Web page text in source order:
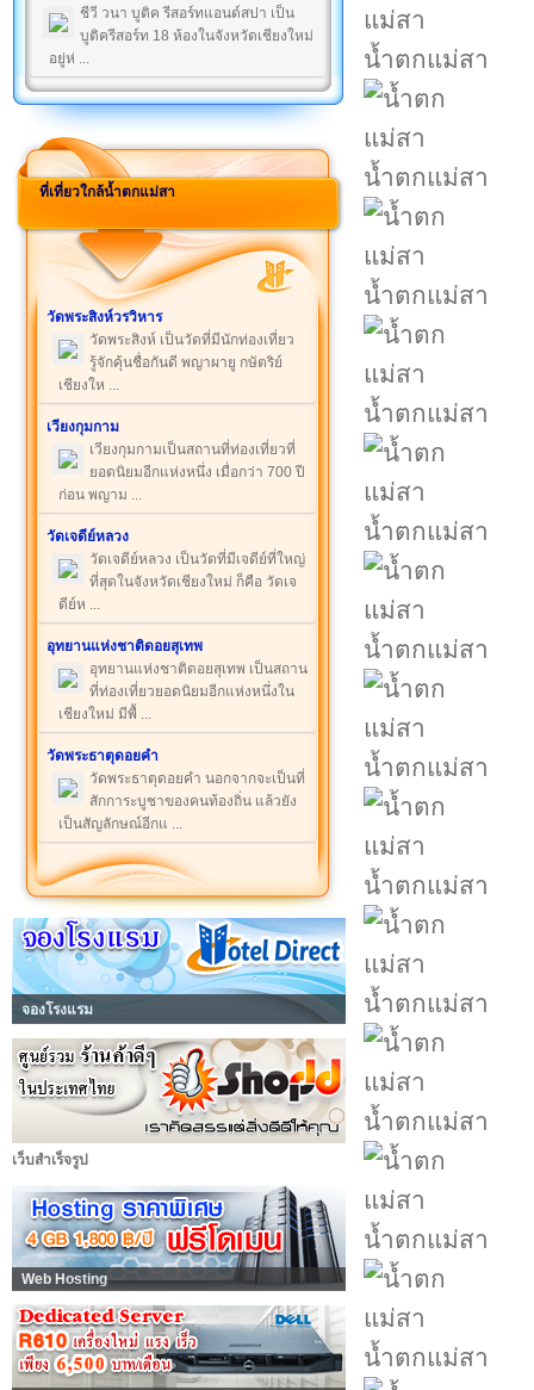
ชีวี วนา บูติค รีสอร์ทแอนด์สปา เป็น
บูติครีสอร์ท 18 ห้องในจังหวัดเชียงใหม่
อยู่ห่ ...
ที่เที่ยวใกล้น้ำตกแม่สา
วัดพระสิงห์วรวิหาร
วัดพระสิงห์ เป็นวัดที่มีนักท่องเที่ยว
รู้จักคุ้นชื่อกันดี พญาผายู กษัตริย์
เชียงให ...
เวียงกุมกาม
เวียงกุมกามเป็นสถานที่ท่องเที่ยวที่
ยอดนิยมอีกแห่งหนึ่ง เมื่อกว่า 700 ปี
ก่อน พญาม ...
วัดเจดีย์หลวง
วัดเจดีย์หลวง เป็นวัดที่มีเจดีย์ที่ใหญ่
ที่สุดในจังหวัดเชียงใหม่ ก็คือ วัดเจ
ดีย์ห ...
อุทยานแห่งชาติดอยสุเทพ
อุทยานแห่งชาติดอยสุเทพ เป็นสถาน
ที่ท่องเที่ยวยอดนิยมอีกแห่งหนึ่งใน
เชียงใหม่ มีพื้ ...
วัดพระธาตุดอยคำ
วัดพระธาตุดอยคำ นอกจากจะเป็นที่
สักการะบูชาของคนท้องถิ่น แล้วยัง
เป็นสัญลักษณ์อีกแ ...
จองโรงแรม
เว็บสำเร็จรูป
Web Hosting
น้ำตกแม่สา
น้ำตกแม่สา
น้ำตกแม่สา
น้ำตกแม่สา
น้ำตกแม่สา
น้ำตกแม่สา
น้ำตกแม่สา
น้ำตกแม่สา
น้ำตกแม่สา
น้ำตกแม่สา
น้ำตกแม่สา
น้ำตกแม่สา